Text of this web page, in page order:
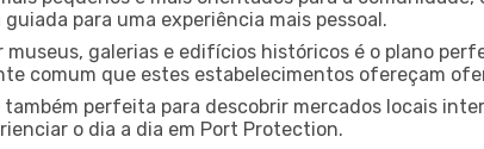
para uma experiência mais pessoal.
museus, galerias e edifícios históricos é o plano
comum que estes estabelecimentos ofereçam
também perfeita para descobrir mercados locais
o dia a dia em Port Protection.